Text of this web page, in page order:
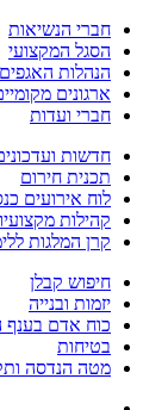
חברי הנשיאות
הסגל המקצועי
הנהלות
ארגונים
חברי ועדות
חדשות
תכנית חירום
לוח אירועים
קהילות
קרן המלגות
חיפוש קבלן
יזמות ובנייה
כוח אדם בענף
בטיחות
מטה הנדסה